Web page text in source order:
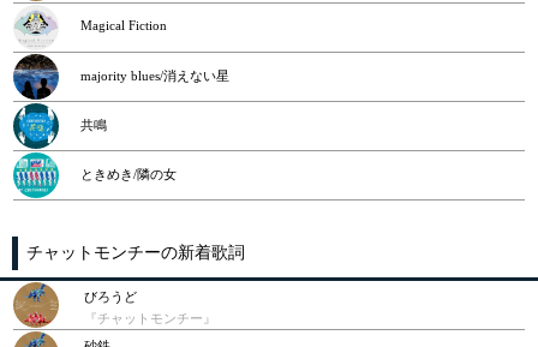
Magical Fiction
majority blues/消えない星
共鳴
ときめき/隣の女
チャットモンチーの新着歌詞
びろうど
『チャットモンチー』